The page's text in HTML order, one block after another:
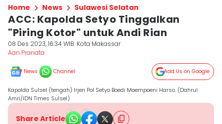
Home News Sulawesi Selatan
ACC: Kapolda Setyo Tinggalkan
"Piring Kotor" untuk Andi Rian
08 Des 2023, 16:34 WIB Kota Makassar
Aan Pranata
News Channel Add Us on Google
Kapolda Sulsel (tengah) Irjen Pol Setyo Boedi Moempoeni Harso. (Dahrul
Amri/IDN Times Sulsel)
Share Article